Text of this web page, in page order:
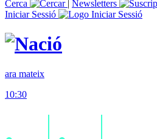
Cerca
| Newsletters
Iniciar Sessió
ara mateix
10:30